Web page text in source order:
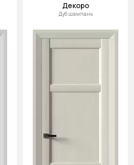
Декоро
Дуб шампань